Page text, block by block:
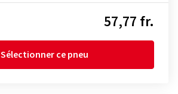
57,77 fr.
Sélectionner ce pneu